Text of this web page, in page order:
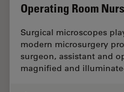
Operating Room
Surgical microscopes
modern microsurgery
surgeon, assistant and
magnified and